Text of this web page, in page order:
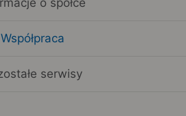
Współpraca
serwisy